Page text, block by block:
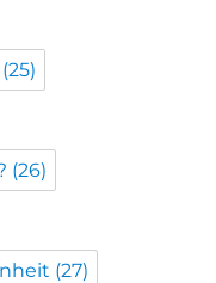
(25)
(26)
(27)